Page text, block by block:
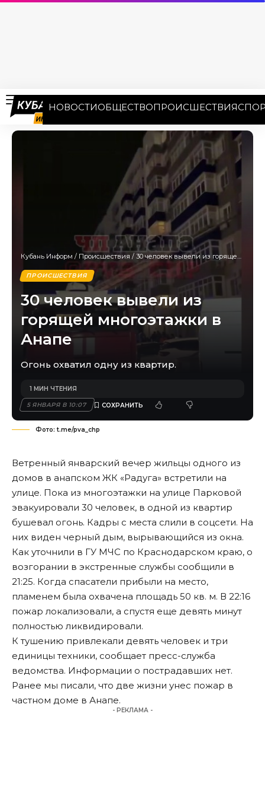
НОВОСТИОБЩЕСТВОПРОИСШЕСТВИЯ
Кубань Информ / Происшествия / 30 человек вывели из горящей многоэтажки в Анапе
ПРОИСШЕСТВИЯ
30 человек вывели из
горящей многоэтажки в
Анапе
Огонь охватил одну из квартир.
5 ЯНВАРЯ В 10:07
1 МИН ЧТЕНИЯ
Фото: t.me/pva_chp
Ветренный январский вечер жильцы одного из
домов в анапском ЖК «Радуга» встретили на
улице. Пока из многоэтажки на улице Парковой
эвакуировали 30 человек, в одной из квартир
бушевал огонь. Кадры с места слили в соцсети. На
них виден черный дым, вырывающийся из окна.
Как уточнили в ГУ МЧС по Краснодарском краю, о
возгорании в экстренные службы сообщили в
21:25. Когда спасатели прибыли на место,
пламенем была охвачена площадь 50 кв. м. В 22:16
пожар локализовали, а спустя еще девять минут
полностью ликвидировали.
К тушению привлекали девять человек и три
единицы техники, сообщает пресс-служба
ведомства. Информации о пострадавших нет.
Ранее мы писали, что две жизни унес пожар в
частном доме в Анапе.
- РЕКЛАМА -